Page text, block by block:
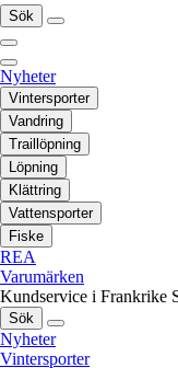
Sök
Nyheter
Vintersporter
Vandring
Traillöpning
Löpning
Klättring
Vattensporter
Fiske
REA
Varumärken
Kundservice i Frankrike
Sök
Nyheter
Vintersporter